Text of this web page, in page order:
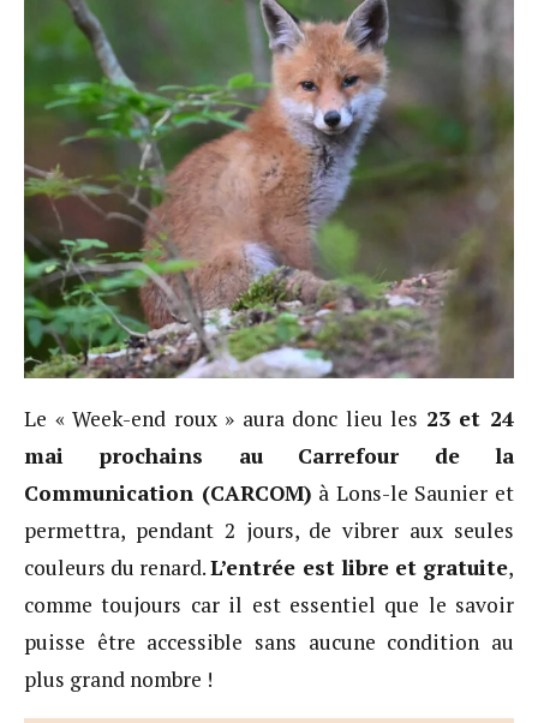
Le « Week-end roux » aura donc lieu les 23 et 24
mai prochains au Carrefour de la
Communication (CARCOM) à Lons-le Saunier et
permettra, pendant 2 jours, de vibrer aux seules
couleurs du renard.L’entrée est libre et gratuite,
comme toujours car il est essentiel que le savoir
puisse être accessible sans aucune condition au
plus grand nombre !